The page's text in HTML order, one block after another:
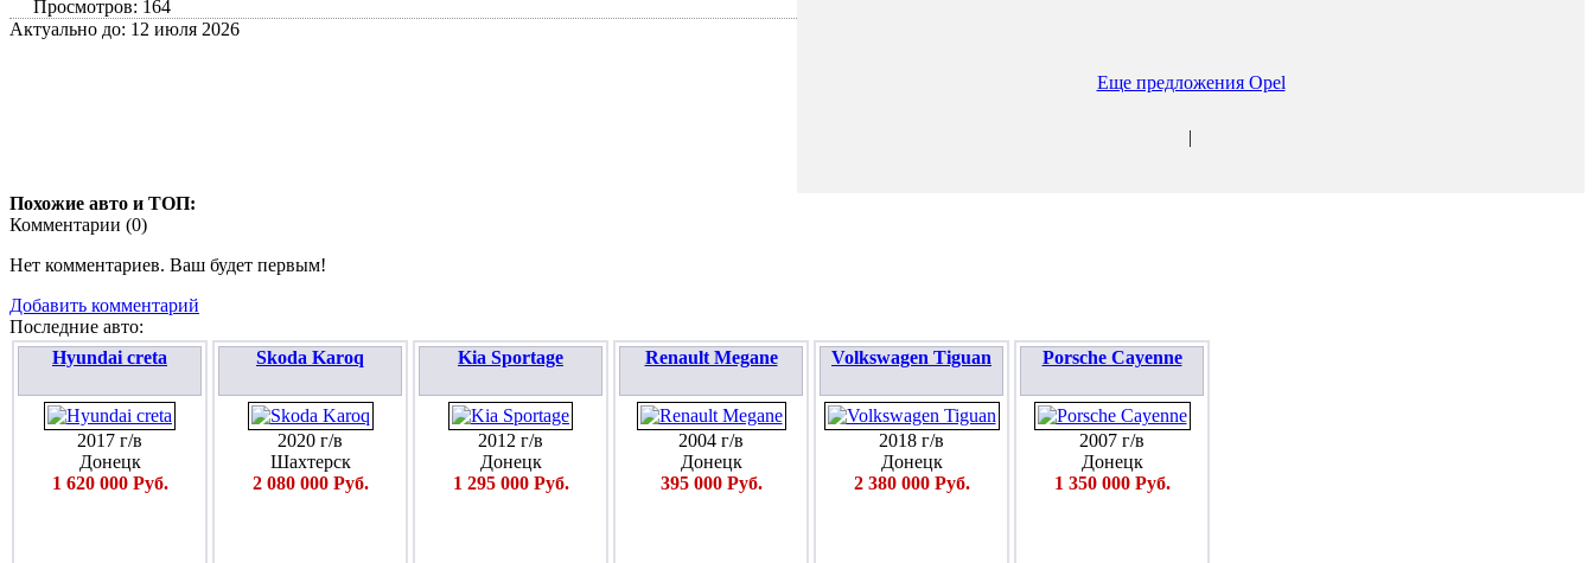
Просмотров: 164
Актуально до: 12 июля 2026
Еще предложения Opel
|
Похожие авто и ТОП:
Комментарии (0)
Нет комментариев. Ваш будет первым!
Добавить комментарий
Последние авто:
Hyundai creta
2017 г/в
Донецк
1 620 000 Руб.
Skoda Karoq
2020 г/в
Шахтерск
2 080 000 Руб.
Kia Sportage
2012 г/в
Донецк
1 295 000 Руб.
Renault Megane
2004 г/в
Донецк
395 000 Руб.
Volkswagen Tiguan
2018 г/в
Донецк
2 380 000 Руб.
Porsche Cayenne
2007 г/в
Донецк
1 350 000 Руб.